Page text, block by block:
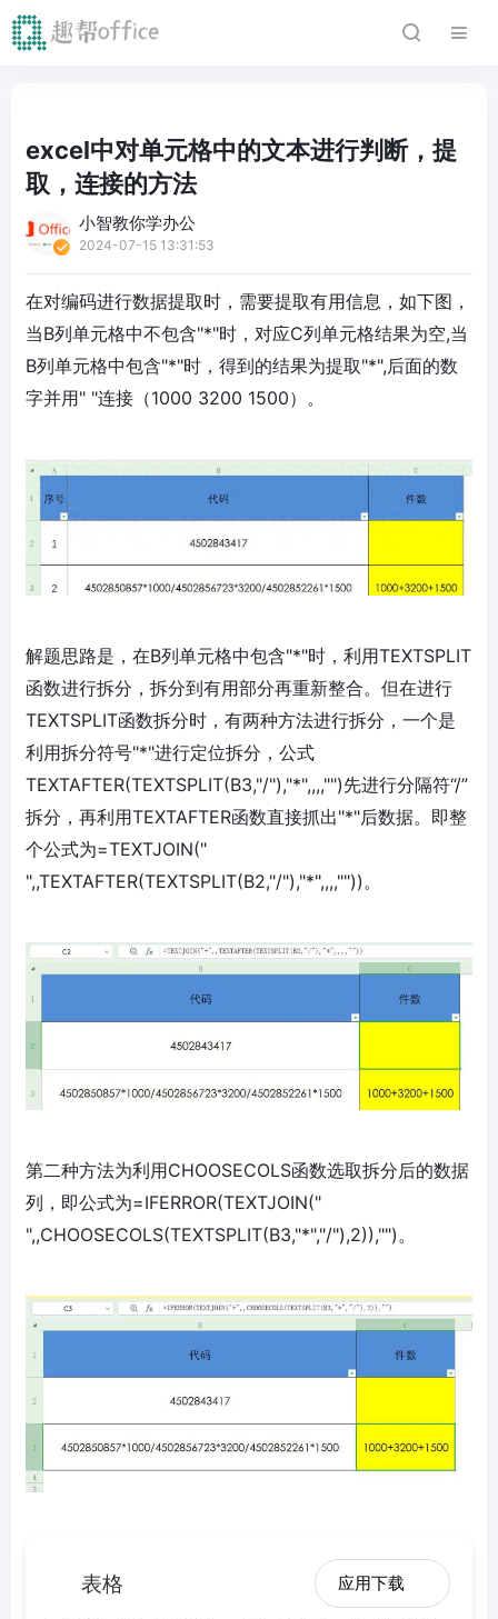
excel中对单元格中的文本进行判断，提
取，连接的方法
小智教你学办公
2024-07-15 13:31:53
在对编码进行数据提取时，需要提取有用信息，如下图，
当B列单元格中不包含"*"时，对应C列单元格结果为空,当
B列单元格中包含"*"时，得到的结果为提取"*",后面的数
字并用" "连接（1000 3200 1500）。
解题思路是，在B列单元格中包含"*"时，利用TEXTSPLIT
函数进行拆分，拆分到有用部分再重新整合。但在进行
TEXTSPLIT函数拆分时，有两种方法进行拆分，一个是
利用拆分符号"*"进行定位拆分，公式
TEXTAFTER(TEXTSPLIT(B3,"/"),"*",,,,"")先进行分隔符“/”
拆分，再利用TEXTAFTER函数直接抓出"*"后数据。即整
个公式为=TEXTJOIN("
",,TEXTAFTER(TEXTSPLIT(B2,"/"),"*",,,,""))。
第二种方法为利用CHOOSECOLS函数选取拆分后的数据
列，即公式为=IFERROR(TEXTJOIN("
",,CHOOSECOLS(TEXTSPLIT(B3,"*","/"),2)),"")。
表格 应用下载